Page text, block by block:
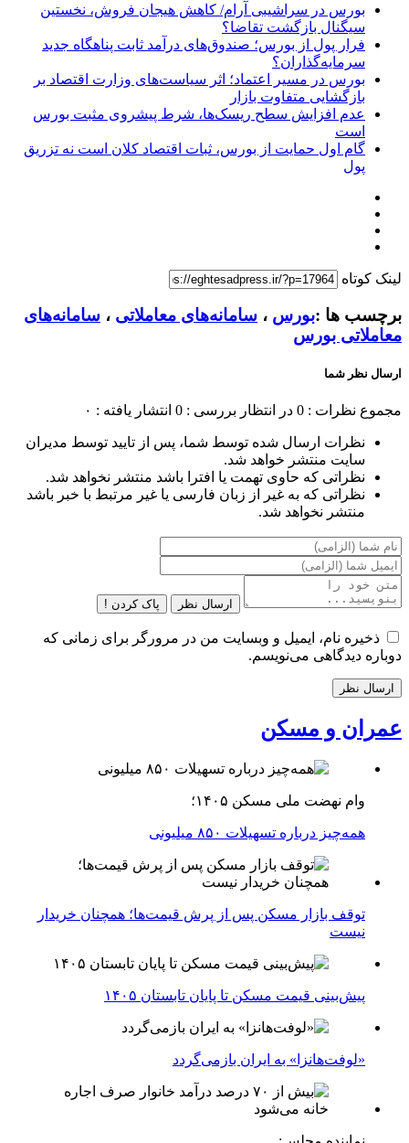
بورس در سراشیبی آرام/ کاهش هیجان فروش، نخستین
سیگنال بازگشت تقاضا؟
فرار پول از بورس؛ صندوق‌های درآمد ثابت پناهگاه جدید
سرمایه‌گذاران؟
بورس در مسیر اعتماد؛ اثر سیاست‌های وزارت اقتصاد بر
بازگشایی متفاوت بازار
عدم افزایش سطح ریسک‌ها، شرط پیشروی مثبت بورس
است
گام اول حمایت از بورس، ثبات اقتصاد کلان است نه تزریق
پول
لینک کوتاه
برچسب ها :بورس ، سامانه‌های معاملاتی ، سامانه‌های
معاملاتی بورس
ارسال نظر شما
مجموع نظرات : 0 در انتظار بررسی : 0 انتشار یافته : ۰
نظرات ارسال شده توسط شما، پس از تایید توسط مدیران
سایت منتشر خواهد شد.
نظراتی که حاوی تهمت یا افترا باشد منتشر نخواهد شد.
نظراتی که به غیر از زبان فارسی یا غیر مرتبط با خبر باشد
منتشر نخواهد شد.
ارسال نظر پاک کردن !
ذخیره نام، ایمیل و وبسایت من در مرورگر برای زمانی که
دوباره دیدگاهی می‌نویسم.
عمران و مسکن
وام نهضت ملی مسکن ۱۴۰۵؛
همه‌چیز درباره تسهیلات ۸۵۰ میلیونی
توقف بازار مسکن پس از پرش قیمت‌ها؛ همچنان خریدار
نیست
پیش‌بینی قیمت مسکن تا پایان تابستان ۱۴۰۵
«لوفت‌هانزا» به ایران بازمی‌گردد